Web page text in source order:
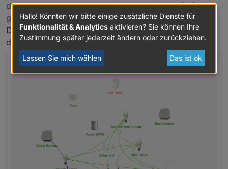
den Koordinator der am häufigsten auftaucht (5x)
gelöscht.
Das Resultat war dass mir garkein Koordinator mehr in
der Übersicht angezeigt wurde:
Hallo! Könnten wir bitte einige zusätzliche Dienste für
Funktionalität & Analytics aktivieren? Sie können Ihre
Zustimmung später jederzeit ändern oder zurückziehen.
Lassen Sie mich wählen Das ist ok